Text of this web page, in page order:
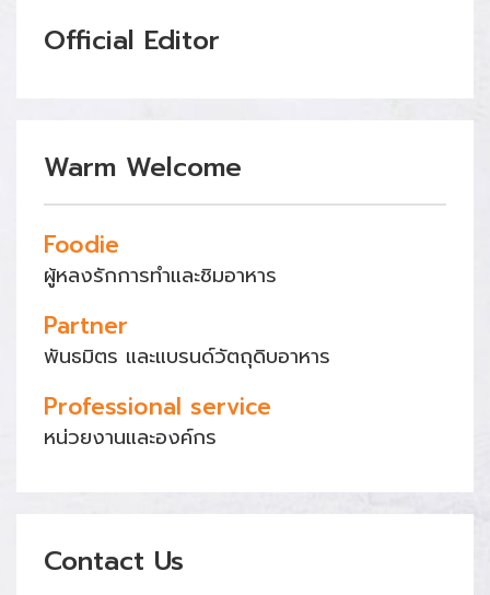
Official Editor
Warm Welcome
Foodie
ผู้หลงรักการทำและชิมอาหาร
Partner
พันธมิตร และแบรนด์วัตถุดิบอาหาร
Professional service
หน่วยงานและองค์กร
Contact Us